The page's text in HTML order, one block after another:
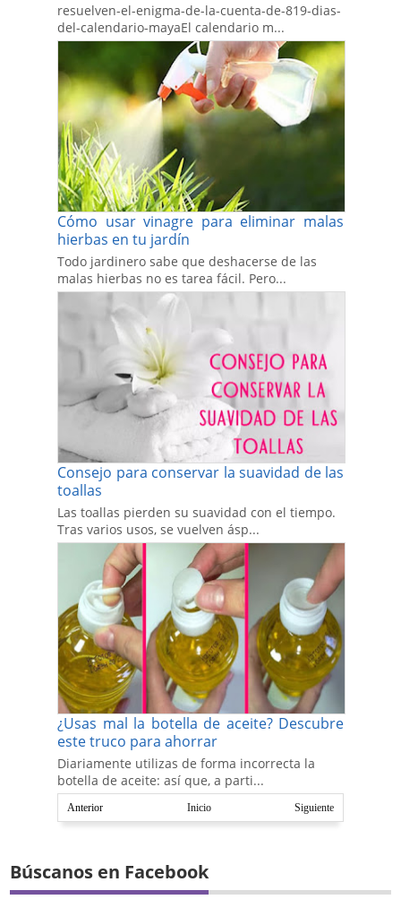
resuelven-el-enigma-de-la-cuenta-de-819-dias-
del-calendario-mayaEl calendario m...
Cómo usar vinagre para eliminar malas
hierbas en tu jardín
Todo jardinero sabe que deshacerse de las
malas hierbas no es tarea fácil. Pero...
Consejo para conservar la suavidad de las
toallas
Las toallas pierden su suavidad con el tiempo.
Tras varios usos, se vuelven ásp...
¿Usas mal la botella de aceite? Descubre
este truco para ahorrar
Diariamente utilizas de forma incorrecta la
botella de aceite: así que, a parti...
Anterior Siguiente
Inicio
Búscanos en Facebook